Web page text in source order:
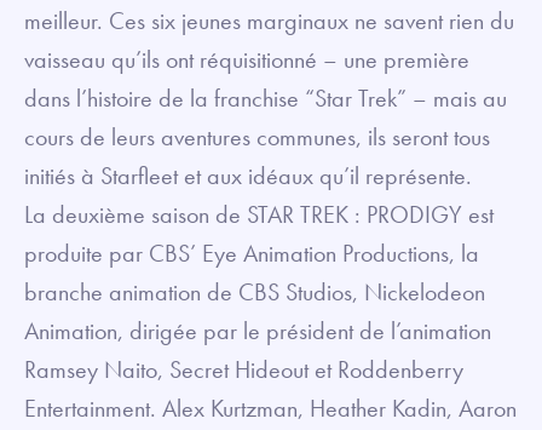
meilleur. Ces six jeunes marginaux ne savent rien du
vaisseau qu’ils ont réquisitionné – une première
dans l’histoire de la franchise “Star Trek” – mais au
cours de leurs aventures communes, ils seront tous
initiés à Starfleet et aux idéaux qu’il représente.
La deuxième saison de STAR TREK : PRODIGY est
produite par CBS’ Eye Animation Productions, la
branche animation de CBS Studios, Nickelodeon
Animation, dirigée par le président de l’animation
Ramsey Naito, Secret Hideout et Roddenberry
Entertainment. Alex Kurtzman, Heather Kadin, Aaron